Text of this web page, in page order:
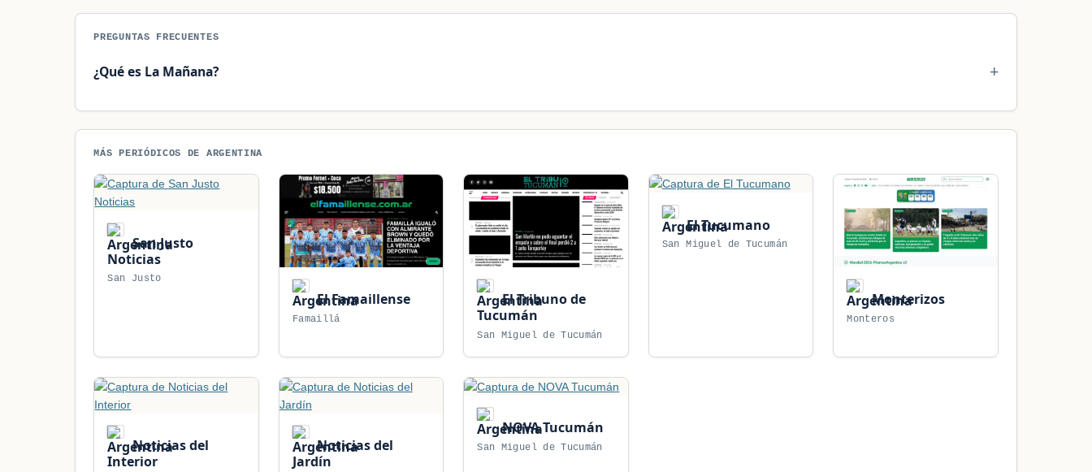
PREGUNTAS FRECUENTES
¿Qué es La Mañana?
MÁS PERIÓDICOS DE ARGENTINA
San Justo
Noticias
San Justo
El Famaillense
Famaillá
El Tribuno de
Tucumán
San Miguel de Tucumán
El Tucumano
San Miguel de Tucumán
Monterizos
Monteros
Noticias del
Interior
Noticias del
Jardín
NOVA Tucumán
San Miguel de Tucumán